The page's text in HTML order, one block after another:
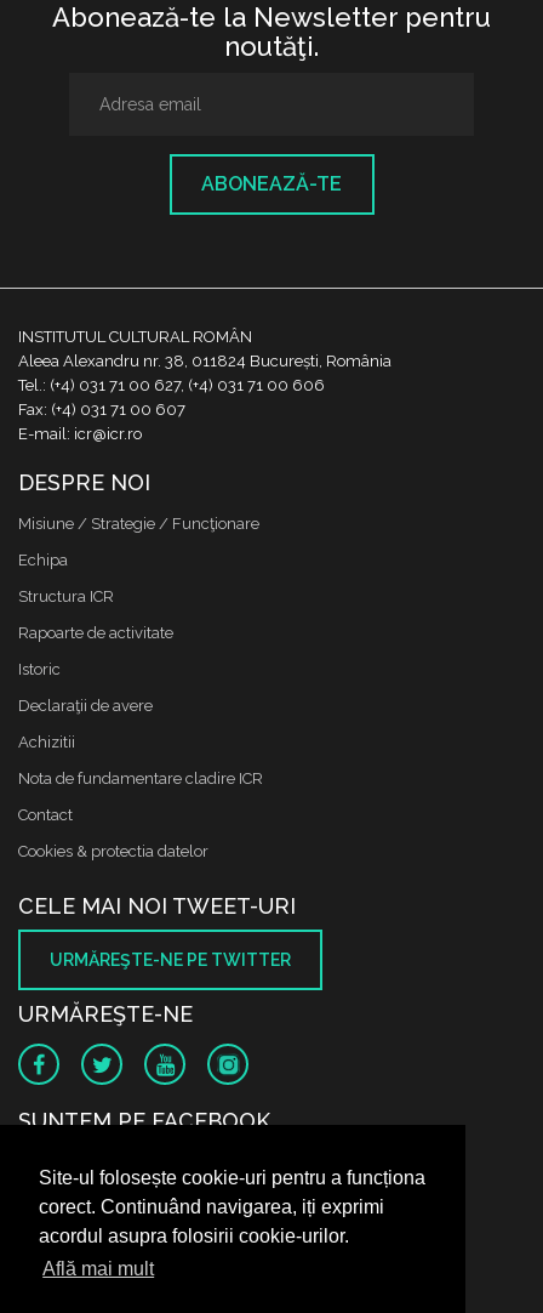
Site-ul folosește cookie-uri pentru a funcționa
corect. Continuând navigarea, iți exprimi
acordul asupra folosirii cookie-urilor.
Află mai mult
Abonează-te la Newsletter pentru
noutăţi.
ABONEAZĂ-TE
INSTITUTUL CULTURAL ROMÂN
Aleea Alexandru nr. 38, 011824 București, România
Tel.: (+4) 031 71 00 627, (+4) 031 71 00 606
Fax: (+4) 031 71 00 607
E-mail: icr@icr.ro
DESPRE NOI
Misiune / Strategie / Funcţionare
Echipa
Structura ICR
Rapoarte de activitate
Istoric
Declaraţii de avere
Achizitii
Nota de fundamentare cladire ICR
Contact
Cookies & protectia datelor
CELE MAI NOI TWEET-URI
URMĂREŞTE-NE PE TWITTER
URMĂREŞTE-NE
SUNTEM PE FACEBOOK